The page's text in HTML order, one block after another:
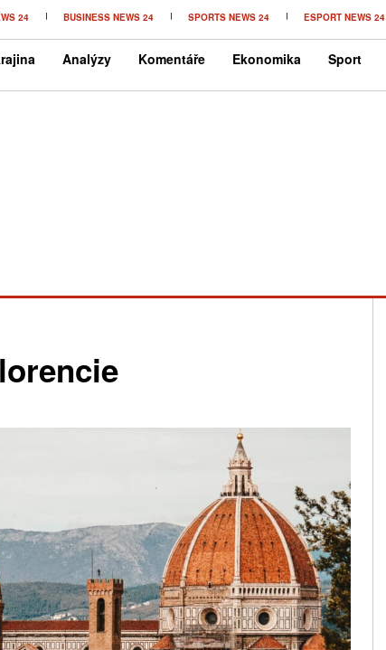
24 BUSINESS NEWS 24 SPORTS NEWS 24 ESPORT NEWS 24
Analýzy Komentáře Ekonomika Sport